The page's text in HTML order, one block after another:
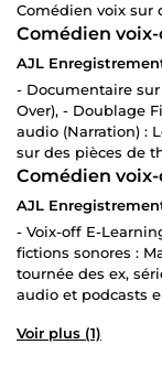
Comédien voix sur
Comédien
AJL
- Documentaire
Over), - Doublage
audio (Narration) :
sur des pièces de
Comédien
AJL
- Voix-off E-
fictions sonores :
tournée des ex,
audio et podcasts
Voir plus (1)